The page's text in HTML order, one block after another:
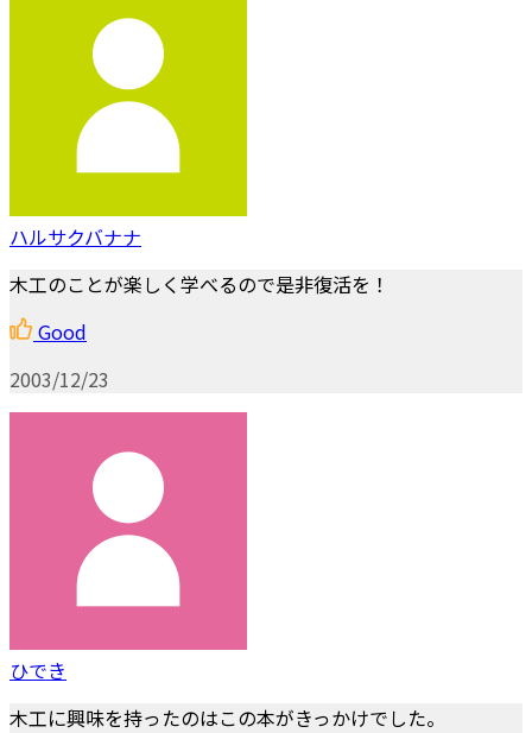
ハルサクバナナ
木工のことが楽しく学べるので是非復活を！
Good
2003/12/23
ひでき
木工に興味を持ったのはこの本がきっかけでした。